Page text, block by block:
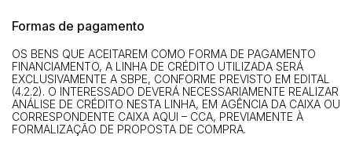
Formas de pagamento
OS BENS QUE ACEITAREM COMO FORMA DE PAGAMENTO
FINANCIAMENTO, A LINHA DE CRÉDITO UTILIZADA SERÁ
EXCLUSIVAMENTE A SBPE, CONFORME PREVISTO EM EDITAL
(4.2.2). O INTERESSADO DEVERÁ NECESSARIAMENTE REALIZAR
ANÁLISE DE CRÉDITO NESTA LINHA, EM AGÊNCIA DA CAIXA OU
CORRESPONDENTE CAIXA AQUI – CCA, PREVIAMENTE À
FORMALIZAÇÃO DE PROPOSTA DE COMPRA.